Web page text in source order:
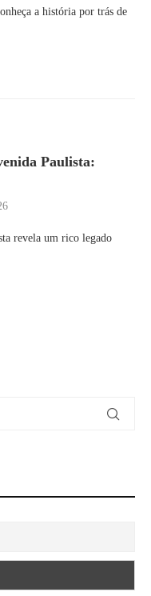
a história por trás de
Paulista:
revela um rico legado